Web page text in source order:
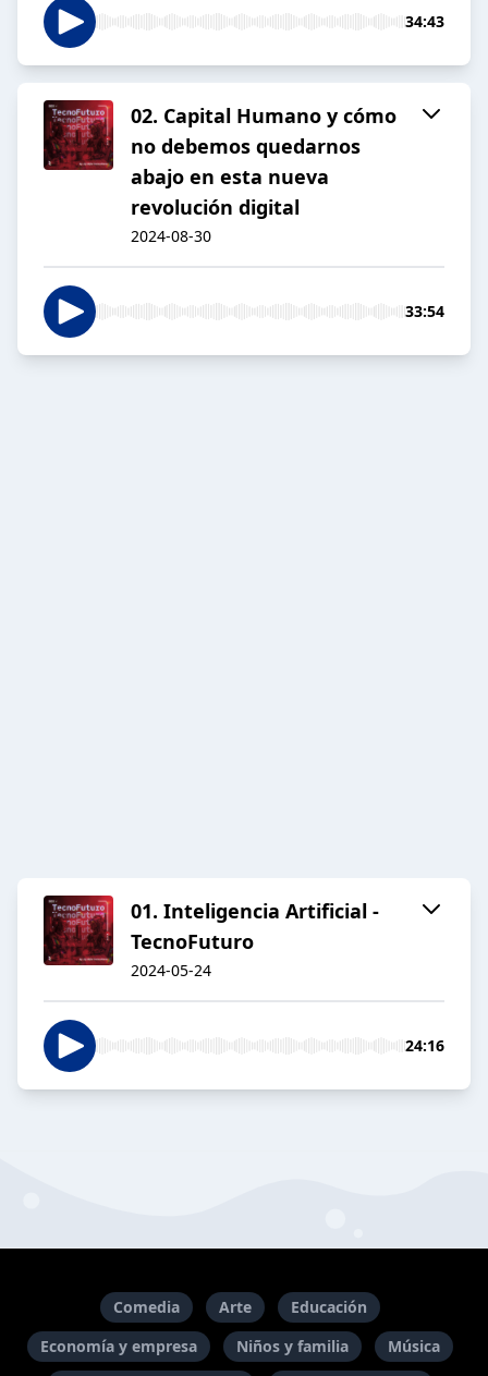
34:43
02. Capital Humano y cómo
no debemos quedarnos
abajo en esta nueva
revolución digital
2024-08-30
33:54
01. Inteligencia Artificial -
TecnoFuturo
2024-05-24
24:16
Comedia Arte
Educación
Economía y empresa
Niños y familia
Música